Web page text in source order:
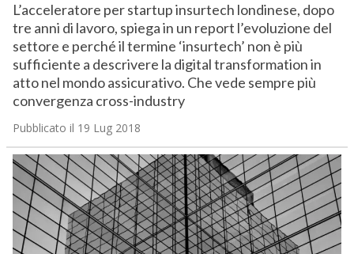
L’acceleratore per startup insurtech londinese, dopo
tre anni di lavoro, spiega in un report l’evoluzione del
settore e perché il termine ‘insurtech’ non è più
sufficiente a descrivere la digital transformation in
atto nel mondo assicurativo. Che vede sempre più
convergenza cross-industry
Pubblicato il 19 Lug 2018